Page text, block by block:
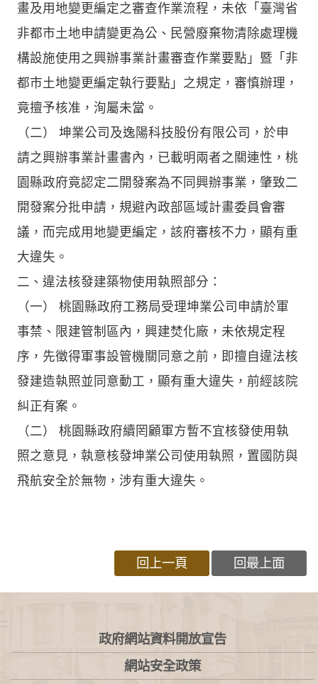
畫及用地變更編定之審查作業流程，未依「臺灣省
非都市土地申請變更為公、民營廢棄物清除處理機
構設施使用之興辦事業計畫審查作業要點」暨「非
都市土地變更編定執行要點」之規定，審慎辦理，
竟擅予核准，洵屬未當。
（二） 坤業公司及逸陽科技股份有限公司，於申
請之興辦事業計畫書內，已載明兩者之關連性，桃
園縣政府竟認定二開發案為不同興辦事業，肇致二
開發案分批申請，規避內政部區域計畫委員會審
議，而完成用地變更編定，該府審核不力，顯有重
大違失。
二、違法核發建築物使用執照部分：
（一） 桃園縣政府工務局受理坤業公司申請於軍
事禁、限建管制區內，興建焚化廠，未依規定程
序，先徵得軍事設管機關同意之前，即擅自違法核
發建造執照並同意動工，顯有重大違失，前經該院
糾正有案。
（二） 桃園縣政府續罔顧軍方暫不宜核發使用執
照之意見，執意核發坤業公司使用執照，置國防與
飛航安全於無物，涉有重大違失。
回上一頁 回最上面
:::
政府網站資料開放宣告
網站安全政策